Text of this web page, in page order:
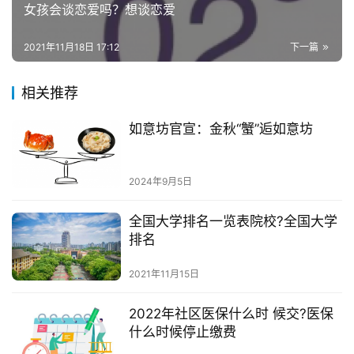
女孩会谈恋爱吗？想谈恋爱
下一篇
2021年11月18日 17:12
相关推荐
如意坊官宣：金秋“蟹”逅如意坊
2024年9月5日
全国大学排名一览表院校?全国大学
排名
2021年11月15日
2022年社区医保什么时 候交?医保
什么时候停止缴费